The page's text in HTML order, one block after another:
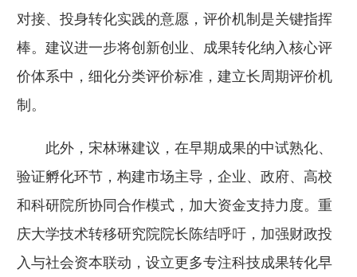
对接、投身转化实践的意愿，评价机制是关键指挥
棒。建议进一步将创新创业、成果转化纳入核心评
价体系中，细化分类评价标准，建立长周期评价机
制。
此外，宋林琳建议，在早期成果的中试熟化、
验证孵化环节，构建市场主导，企业、政府、高校
和科研院所协同合作模式，加大资金支持力度。重
庆大学技术转移研究院院长陈结呼吁，加强财政投
入与社会资本联动，设立更多专注科技成果转化早